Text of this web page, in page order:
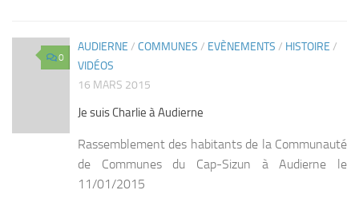
0
AUDIERNE / COMMUNES / EVÈNEMENTS / HISTOIRE /
VIDÉOS
16 MARS 2015
Je suis Charlie à Audierne
Rassemblement des habitants de la Communauté
de Communes du Cap-Sizun à Audierne le
11/01/2015